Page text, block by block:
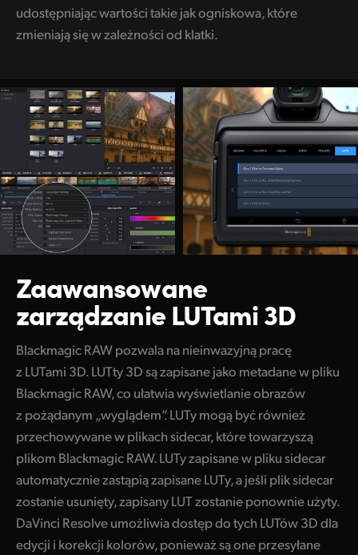
udostępniając wartości takie jak ogniskowa, które
zmieniają się w zależności od klatki.
Zaawansowane
zarządzanie LUTami 3D
Blackmagic RAW pozwala na nieinwazyjną pracę
z LUTami 3D. LUTty 3D są zapisane jako metadane w pliku
Blackmagic RAW, co ułatwia wyświetlanie obrazów
z pożądanym „wyglądem”. LUTy mogą być również
przechowywane w plikach sidecar, które towarzyszą
plikom Blackmagic RAW. LUTy zapisane w pliku sidecar
automatycznie zastąpią zapisane LUTy, a jeśli plik sidecar
zostanie usunięty, zapisany LUT zostanie ponownie użyty.
DaVinci Resolve umożliwia dostęp do tych LUTów 3D dla
edycji i korekcji kolorów, ponieważ są one przesyłane